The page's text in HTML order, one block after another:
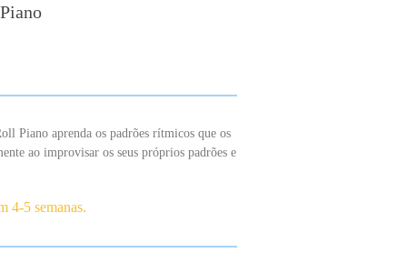
Piano aprenda os padrões rítmicos que os
ao improvisar os seus próprios padrões e
4-5 semanas.